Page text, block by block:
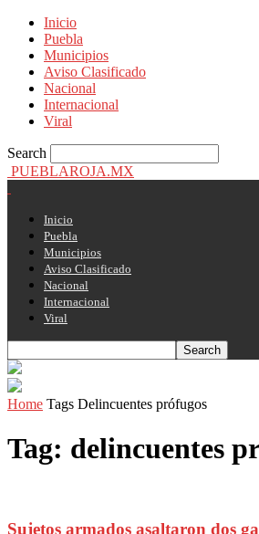
Inicio
Puebla
Municipios
Aviso Clasificado
Nacional
Internacional
Viral
Search
PUEBLAROJA.MX
Inicio
Puebla
Municipios
Aviso Clasificado
Nacional
Internacional
Viral
Home Tags Delincuentes prófugos
Tag: delincuentes
Sujetos armados asaltaron dos